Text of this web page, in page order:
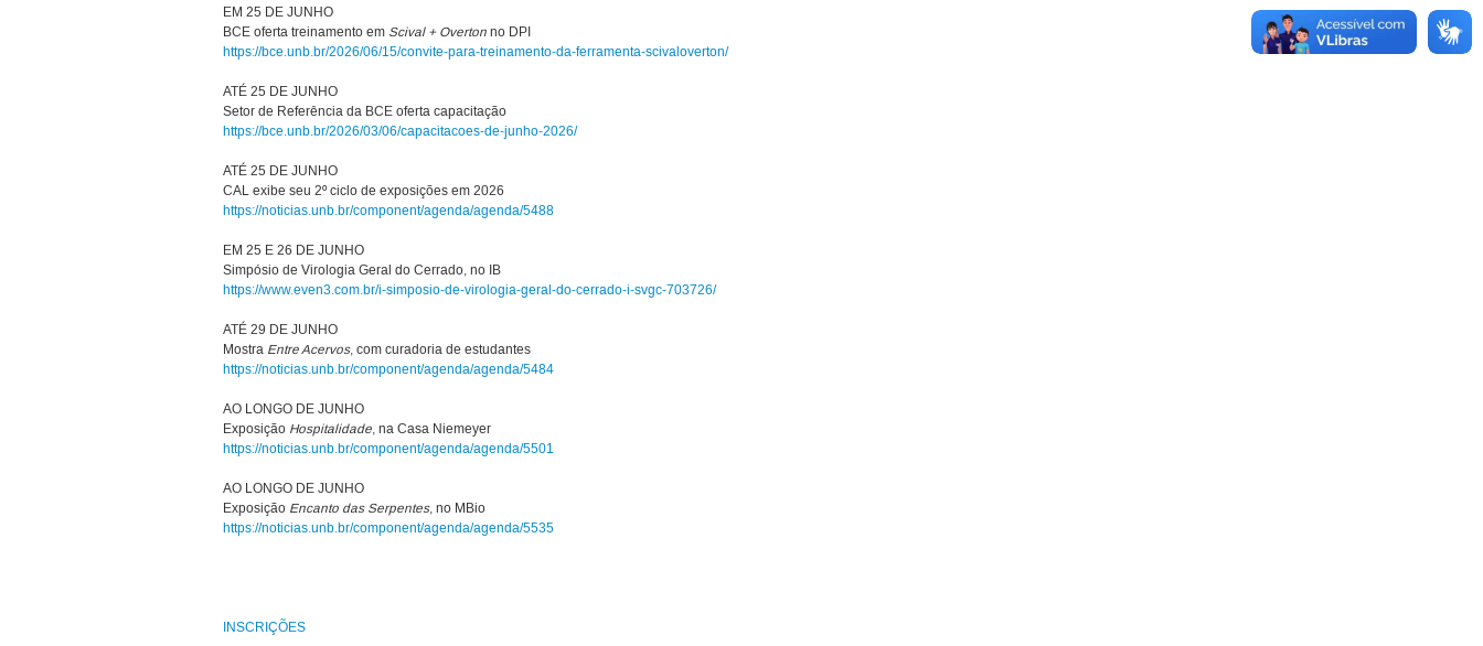
EM 25 DE JUNHO
BCE oferta treinamento em Scival + Overton no DPI
https://bce.unb.br/2026/06/15/convite-para-treinamento-da-ferramenta-scivaloverton/
ATÉ 25 DE JUNHO
Setor de Referência da BCE oferta capacitação
https://bce.unb.br/2026/03/06/capacitacoes-de-junho-2026/
ATÉ 25 DE JUNHO
CAL exibe seu 2º ciclo de exposições em 2026
https://noticias.unb.br/component/agenda/agenda/5488
EM 25 E 26 DE JUNHO
Simpósio de Virologia Geral do Cerrado, no IB
https://www.even3.com.br/i-simposio-de-virologia-geral-do-cerrado-i-svgc-703726/
ATÉ 29 DE JUNHO
Mostra Entre Acervos, com curadoria de estudantes
https://noticias.unb.br/component/agenda/agenda/5484
AO LONGO DE JUNHO
Exposição Hospitalidade, na Casa Niemeyer
https://noticias.unb.br/component/agenda/agenda/5501
AO LONGO DE JUNHO
Exposição Encanto das Serpentes, no MBio
https://noticias.unb.br/component/agenda/agenda/5535
INSCRIÇÕES